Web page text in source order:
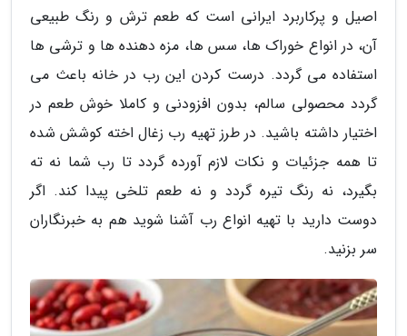
اصیل و پرکاربرد ایرانی است که طعم ترش و رنگ طبیعی
آن، در انواع خوراک ها، سس ها، مزه دهنده ها و ترشی ها
استفاده می گردد. درست کردن این رب در خانه باعث می
گردد محصولی سالم، بدون افزودنی و کاملا خوش طعم در
اختیار داشته باشید. در طرز تهیه رب زغال اخته کوشش شده
تا همه جزئیات و نکات لازم آورده گردد تا رب شما نه ته
بگیرد، نه رنگ تیره گردد و نه طعم تلخی پیدا کند. اگر
دوست دارید با تهیه انواع رب آشنا شوید هم به خبرنگاران
سر بزنید.